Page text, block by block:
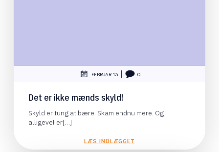
FEBRUAR 13 0
Det er ikke mænds skyld!
Skyld er tung at bære. Skam endnu mere. Og
alligevel er[…]
LÆS INDLÆGGET